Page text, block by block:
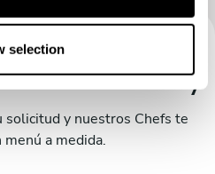
selection
con Roy
y nuestros Chefs te
menú a medida.